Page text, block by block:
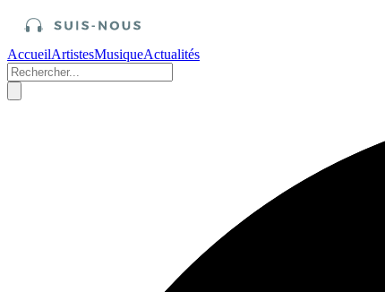
AccueilArtistesMusiqueActualités